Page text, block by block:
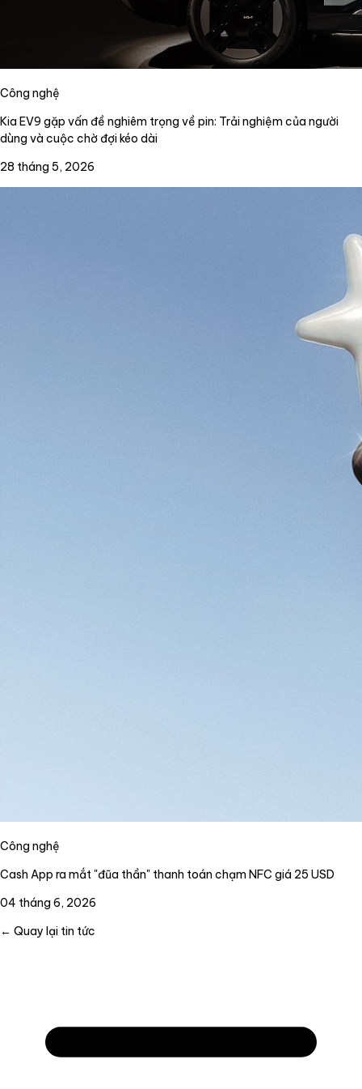
Công nghệ
Kia EV9 gặp vấn đề nghiêm trọng về pin: Trải nghiệm của người
dùng và cuộc chờ đợi kéo dài
28 tháng 5, 2026
Công nghệ
Cash App ra mắt "đũa thần" thanh toán chạm NFC giá 25 USD
04 tháng 6, 2026
← Quay lại tin tức